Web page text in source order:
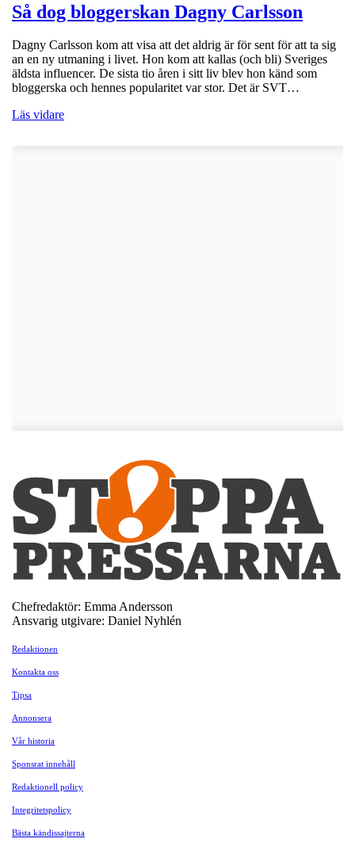
Så dog bloggerskan Dagny Carlsson
Dagny Carlsson kom att visa att det aldrig är för sent för att ta sig
an en ny utmaning i livet. Hon kom att kallas (och bli) Sveriges
äldsta influencer. De sista tio åren i sitt liv blev hon känd som
bloggerska och hennes popularitet var stor. Det är SVT…
Läs vidare
Chefredaktör: Emma Andersson
Ansvarig utgivare: Daniel Nyhlén
Redaktionen
Kontakta oss
Tipsa
Annonsera
Vår historia
Sponsrat innehåll
Redaktionell policy
Integritetspolicy
Bästa kändissajterna